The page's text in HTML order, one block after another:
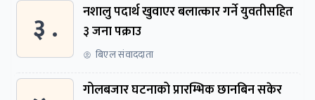
३ .
नशालु पदार्थ खुवाएर बलात्कार गर्ने युवतीसहित
३ जना पक्राउ
बिएल संवाददाता
गोलबजार घटनाको प्रारम्भिक छानबिन सकेर